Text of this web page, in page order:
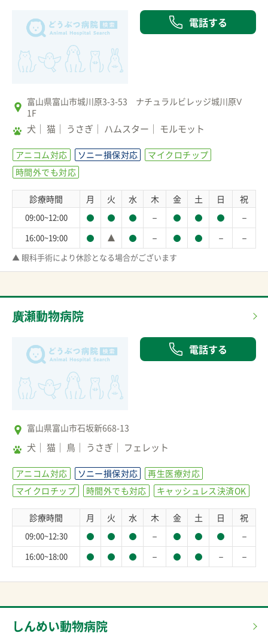
電話する
富山県富山市城川原3-3-53 ナチュラルビレッジ城川原Ⅴ
1F
犬 猫 うさぎ ハムスター モルモット
アニコム対応 ソニー損保対応
マイクロチップ
時間外でも対応
診療時間 月 火 水 木 金 土 日 祝
09:00~12:00 － －
16:00~19:00 － － －
▲ 眼科手術により休診となる場合がございます
廣瀬動物病院
電話する
富山県富山市石坂新668-13
犬 猫 鳥 うさぎ フェレット
アニコム対応 ソニー損保対応
再生医療対応
マイクロチップ
時間外でも対応 キャッシュレス決済OK
診療時間 月 火 水 木 金 土 日 祝
09:00~12:30 － －
16:00~18:00 － － －
しんめい動物病院